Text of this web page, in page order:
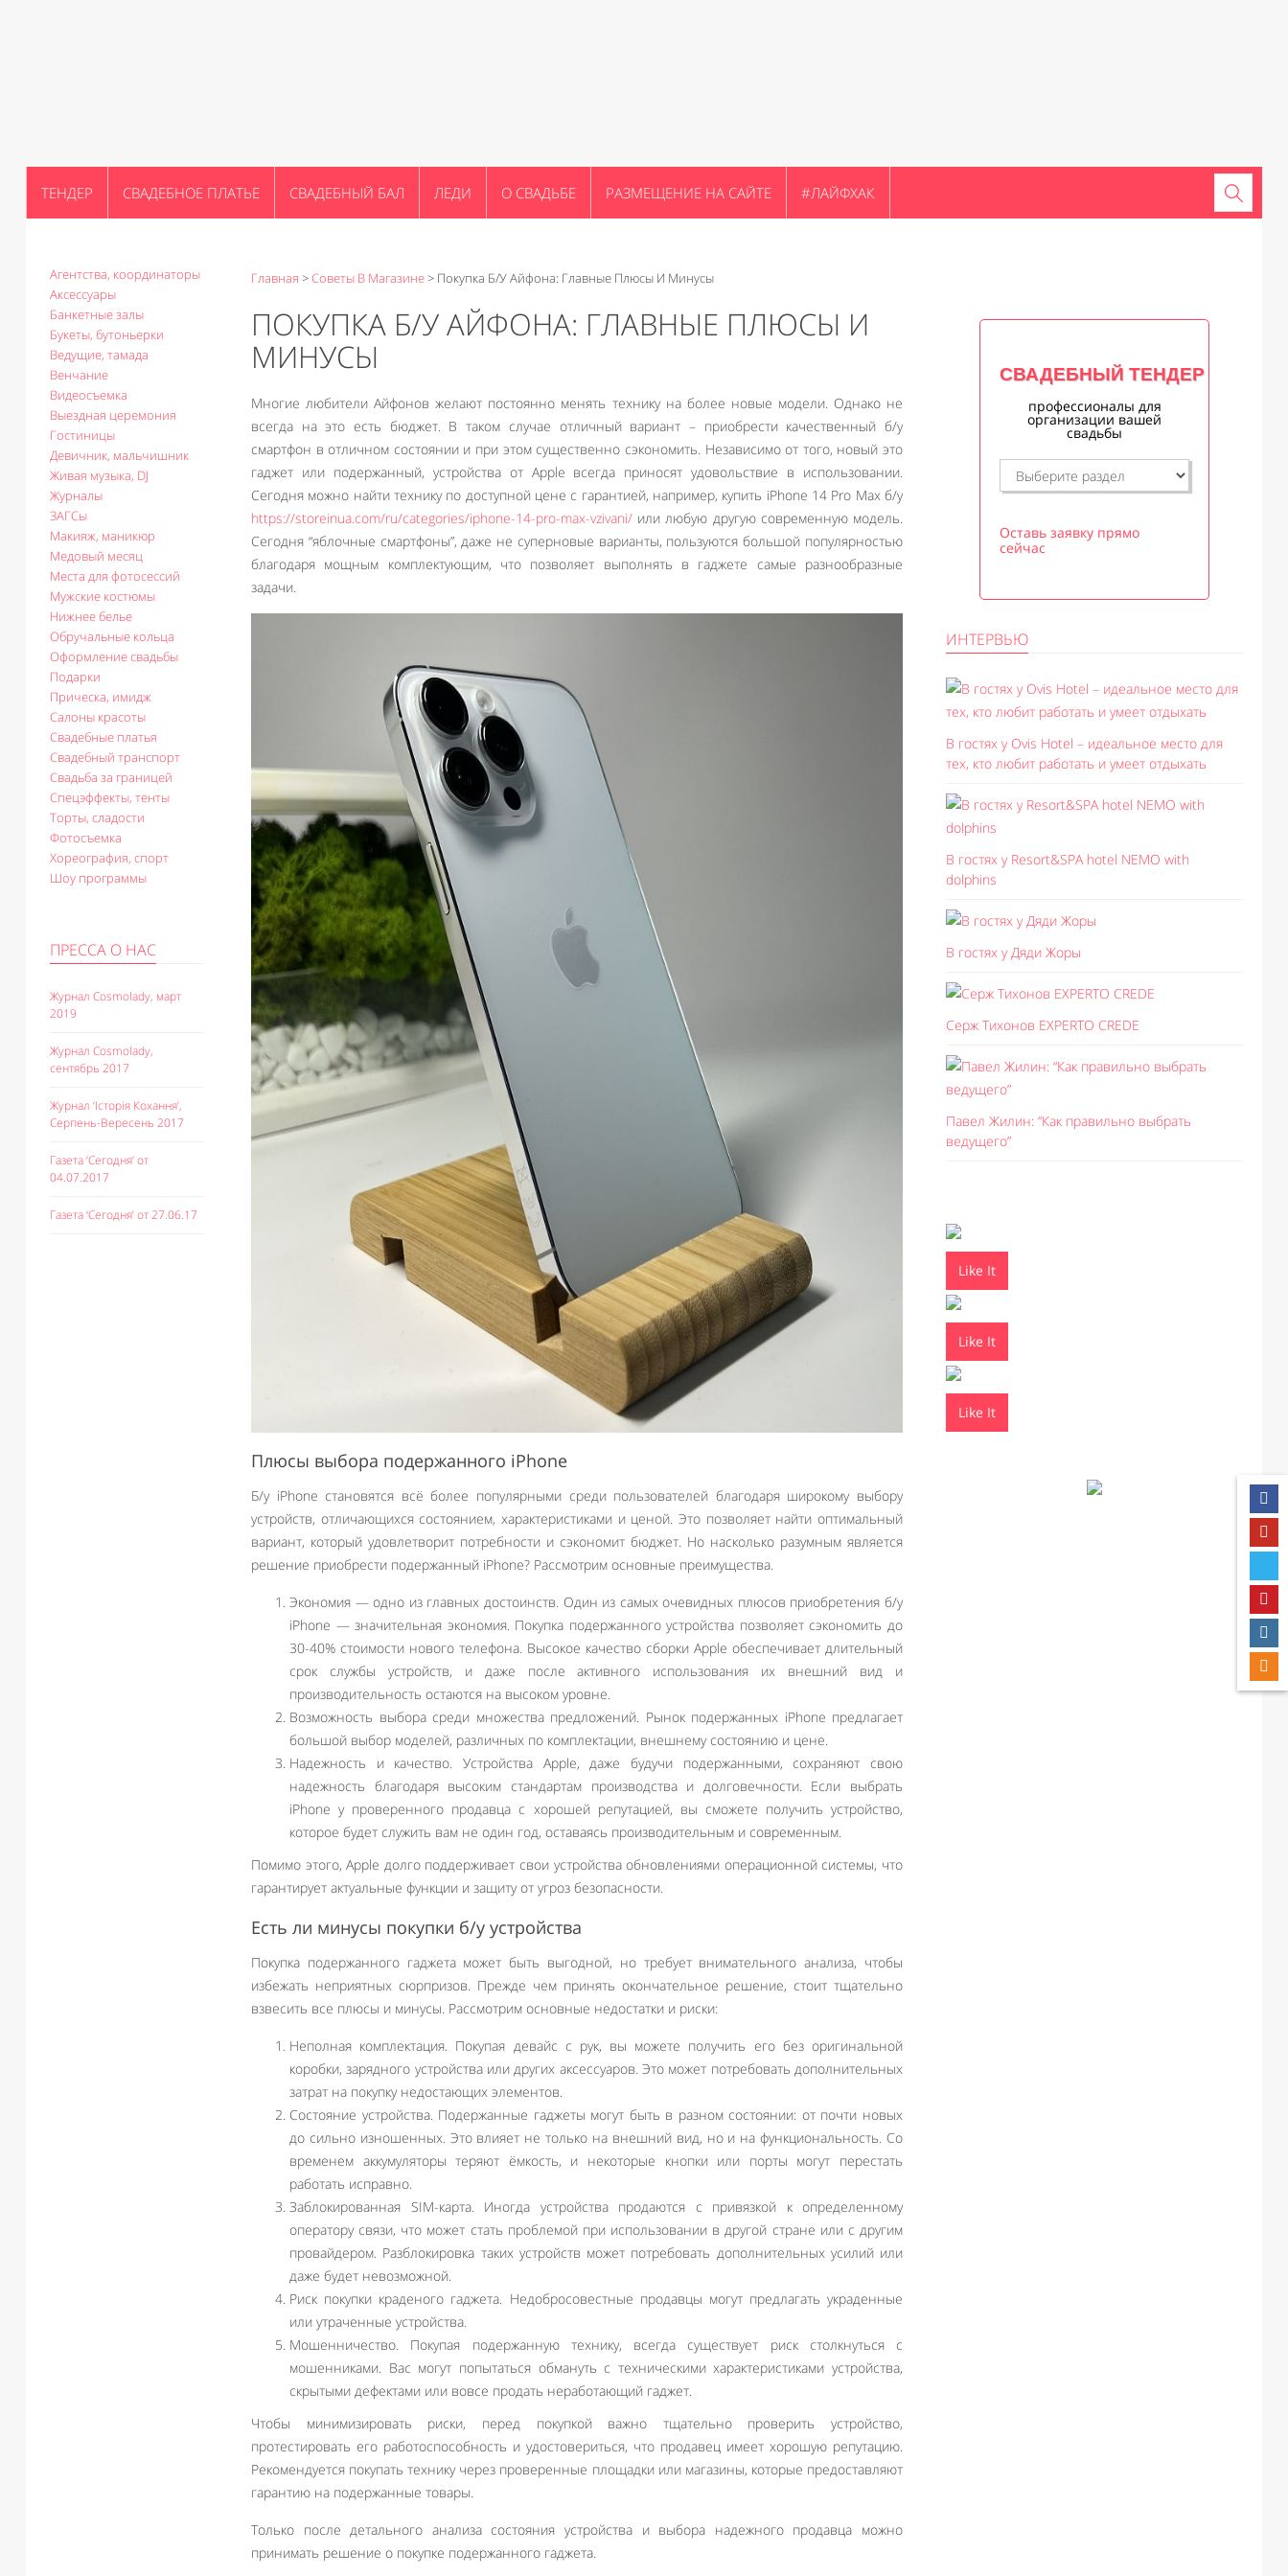
ТЕНДЕР СВАДЕБНОЕ ПЛАТЬЕ СВАДЕБНЫЙ БАЛ ЛЕДИ О СВАДЬБЕ РАЗМЕЩЕНИЕ НА САЙТЕ #ЛАЙФХАК
Агентства, координаторы
Аксессуары
Банкетные залы
Букеты, бутоньерки
Ведущие, тамада
Венчание
Видеосъемка
Выездная церемония
Гостиницы
Девичник, мальчишник
Живая музыка, DJ
Журналы
ЗАГСы
Макияж, маникюр
Медовый месяц
Места для фотосессий
Мужские костюмы
Нижнее белье
Обручальные кольца
Оформление свадьбы
Подарки
Прическа, имидж
Салоны красоты
Свадебные платья
Свадебный транспорт
Свадьба за границей
Спецэффекты, тенты
Торты, сладости
Фотосъемка
Хореография, спорт
Шоу программы
ПРЕССА О НАС
Журнал Cosmolady, март
2019
Журнал Cosmolady,
сентябрь 2017
Журнал ‘Історія Кохання’,
Серпень-Вересень 2017
Газета ‘Сегодня’ от
04.07.2017
Газета ‘Сегодня’ от 27.06.17
Главная >Советы В Магазине> Покупка Б/у Айфона: Главные Плюсы И Минусы
ПОКУПКА Б/У АЙФОНА: ГЛАВНЫЕ ПЛЮСЫ И
МИНУСЫ
Многие любители Айфонов желают постоянно менять технику на более новые модели. Однако не
всегда на это есть бюджет. В таком случае отличный вариант – приобрести качественный б/у
смартфон в отличном состоянии и при этом существенно сэкономить. Независимо от того, новый это
гаджет или подержанный, устройства от Apple всегда приносят удовольствие в использовании.
Сегодня можно найти технику по доступной цене с гарантией, например, купить iPhone 14 Pro Max б/у
https://storeinua.com/ru/categories/iphone-14-pro-max-vzivani/ или любую другую современную модель.
Сегодня “яблочные смартфоны”, даже не суперновые варианты, пользуются большой популярностью
благодаря мощным комплектующим, что позволяет выполнять в гаджете самые разнообразные
задачи.
Плюсы выбора подержанного iPhone
Б/у iPhone становятся всё более популярными среди пользователей благодаря широкому выбору
устройств, отличающихся состоянием, характеристиками и ценой. Это позволяет найти оптимальный
вариант, который удовлетворит потребности и сэкономит бюджет. Но насколько разумным является
решение приобрести подержанный iPhone? Рассмотрим основные преимущества.
Экономия — одно из главных достоинств. Один из самых очевидных плюсов приобретения б/у
iPhone — значительная экономия. Покупка подержанного устройства позволяет сэкономить до
30-40% стоимости нового телефона. Высокое качество сборки Apple обеспечивает длительный
срок службы устройств, и даже после активного использования их внешний вид и
производительность остаются на высоком уровне.
Возможность выбора среди множества предложений. Рынок подержанных iPhone предлагает
большой выбор моделей, различных по комплектации, внешнему состоянию и цене.
Надежность и качество. Устройства Apple, даже будучи подержанными, сохраняют свою
надежность благодаря высоким стандартам производства и долговечности. Если выбрать
iPhone у проверенного продавца с хорошей репутацией, вы сможете получить устройство,
которое будет служить вам не один год, оставаясь производительным и современным.
Помимо этого, Apple долго поддерживает свои устройства обновлениями операционной системы, что
гарантирует актуальные функции и защиту от угроз безопасности.
Есть ли минусы покупки б/у устройства
Покупка подержанного гаджета может быть выгодной, но требует внимательного анализа, чтобы
избежать неприятных сюрпризов. Прежде чем принять окончательное решение, стоит тщательно
взвесить все плюсы и минусы. Рассмотрим основные недостатки и риски:
Неполная комплектация. Покупая девайс с рук, вы можете получить его без оригинальной
коробки, зарядного устройства или других аксессуаров. Это может потребовать дополнительных
затрат на покупку недостающих элементов.
Состояние устройства. Подержанные гаджеты могут быть в разном состоянии: от почти новых
до сильно изношенных. Это влияет не только на внешний вид, но и на функциональность. Со
временем аккумуляторы теряют ёмкость, и некоторые кнопки или порты могут перестать
работать исправно.
Заблокированная SIM-карта. Иногда устройства продаются с привязкой к определенному
оператору связи, что может стать проблемой при использовании в другой стране или с другим
провайдером. Разблокировка таких устройств может потребовать дополнительных усилий или
даже будет невозможной.
Риск покупки краденого гаджета. Недобросовестные продавцы могут предлагать украденные
или утраченные устройства.
Мошенничество. Покупая подержанную технику, всегда существует риск столкнуться с
мошенниками. Вас могут попытаться обмануть с техническими характеристиками устройства,
скрытыми дефектами или вовсе продать неработающий гаджет.
Чтобы минимизировать риски, перед покупкой важно тщательно проверить устройство,
протестировать его работоспособность и удостовериться, что продавец имеет хорошую репутацию.
Рекомендуется покупать технику через проверенные площадки или магазины, которые предоставляют
гарантию на подержанные товары.
Только после детального анализа состояния устройства и выбора надежного продавца можно
принимать решение о покупке подержанного гаджета.
СВАДЕБНЫЙ ТЕНДЕР
профессионалы для
организации вашей
свадьбы
Оставь заявку прямо
сейчас
ИНТЕРВЬЮ
В гостях у Ovis Hotel – идеальное место для
тех, кто любит работать и умеет отдыхать
В гостях у Resort&SPA hotel NEMO with
dolphins
В гостях у Дяди Жоры
Серж Тихонов EXPERTO CREDE
Павел Жилин: “Как правильно выбрать
ведущего”
Like It
Like It
Like It